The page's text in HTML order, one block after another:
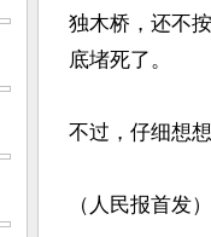
独木桥，还不
底堵死了。
不过，仔细想
（人民报首发）